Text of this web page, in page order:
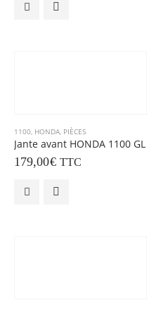
1100 HONDA PIÈCES
Jante avant HONDA 1100 GL
179,00€ TTC